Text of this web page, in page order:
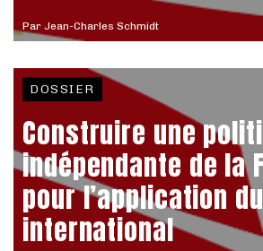
Par Jean-Charles Schmidt
DOSSIER
Construire une
indépendante de la
pour l’application
international